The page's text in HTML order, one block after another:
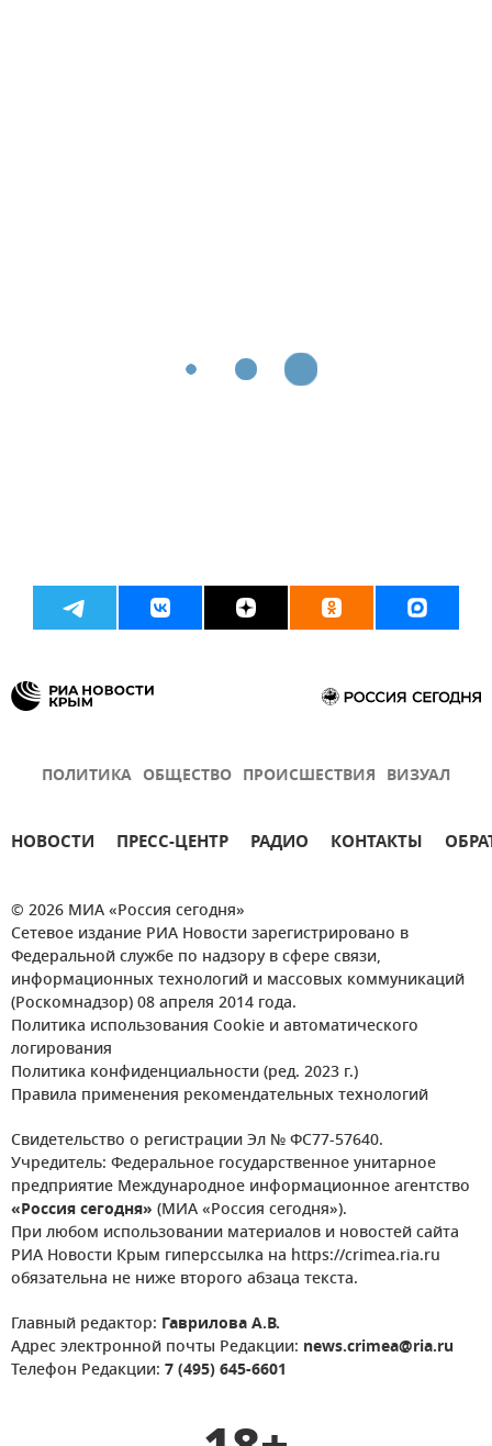
ПОЛИТИКА ОБЩЕСТВО ПРОИСШЕСТВИЯ ВИЗУАЛ
НОВОСТИ ПРЕСС-ЦЕНТР РАДИО КОНТАКТЫ
© 2026 МИА «Россия сегодня»
Сетевое издание РИА Новости зарегистрировано в
Федеральной службе по надзору в сфере связи,
информационных технологий и массовых коммуникаций
(Роскомнадзор) 08 апреля 2014 года.
Политика использования Cookie и автоматического
логирования
Политика конфиденциальности (ред. 2023 г.)
Правила применения рекомендательных технологий
Свидетельство о регистрации Эл № ФС77-57640.
Учредитель: Федеральное государственное унитарное
предприятие Международное информационное агентство
«Россия сегодня» (МИА «Россия сегодня»).
При любом использовании материалов и новостей сайта
РИА Новости Крым гиперссылка на https://crimea.ria.ru
обязательна не ниже второго абзаца текста.
Главный редактор: Гаврилова А.В.
Адрес электронной почты Редакции: news.crimea@ria.ru
Телефон Редакции: 7 (495) 645-6601